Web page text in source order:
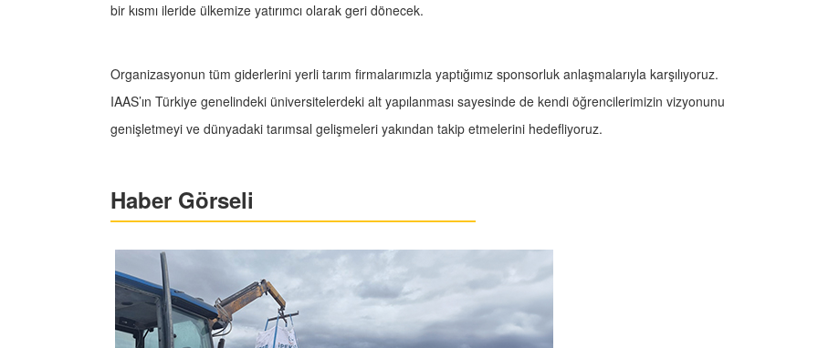
bir kısmı ileride ülkemize yatırımcı olarak geri dönecek.
Organizasyonun tüm giderlerini yerli tarım firmalarımızla yaptığımız sponsorluk anlaşmalarıyla karşılıyoruz.
IAAS’ın Türkiye genelindeki üniversitelerdeki alt yapılanması sayesinde de kendi öğrencilerimizin vizyonunu
genişletmeyi ve dünyadaki tarımsal gelişmeleri yakından takip etmelerini hedefliyoruz.
Haber Görseli